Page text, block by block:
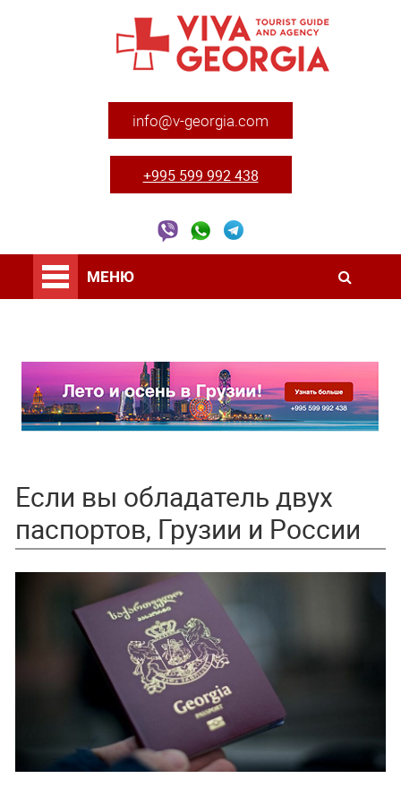
info@v-georgia.com
+995 599 992 438
МЕНЮ
Если вы обладатель двух
паспортов, Грузии и России